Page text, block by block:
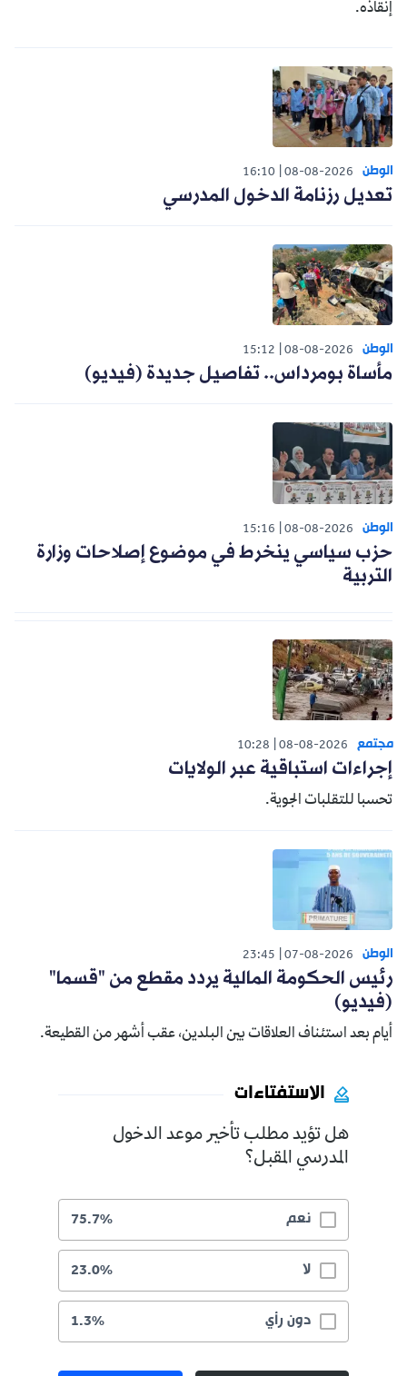
إنقاذه.
الوطن 08-08-2026
16:10
تعديل رزنامة الدخول المدرسي
الوطن 08-08-2026
15:12
مأساة بومرداس.. تفاصيل جديدة (فيديو)
الوطن 08-08-2026
15:16
حزب سياسي ينخرط في موضوع إصلاحات وزارة
التربية
مجتمع 08-08-2026
10:28
إجراءات استباقية عبر الولايات
تحسبا للتقلبات الجوية.
الوطن 07-08-2026
23:45
رئيس الحكومة المالية يردد مقطع من "قسما"
(فيديو)
أيام بعد استئناف العلاقات بين البلدين، عقب أشهر من القطيعة.
الاستفتاءات
هل تؤيد مطلب تأخير موعد الدخول
المدرسي المقبل؟
نعم 75.7%
لا 23.0%
دون رأي 1.3%